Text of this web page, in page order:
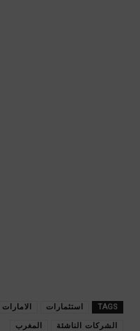
TAGS استثمارات الامارات
الشركات الناشئة المغرب